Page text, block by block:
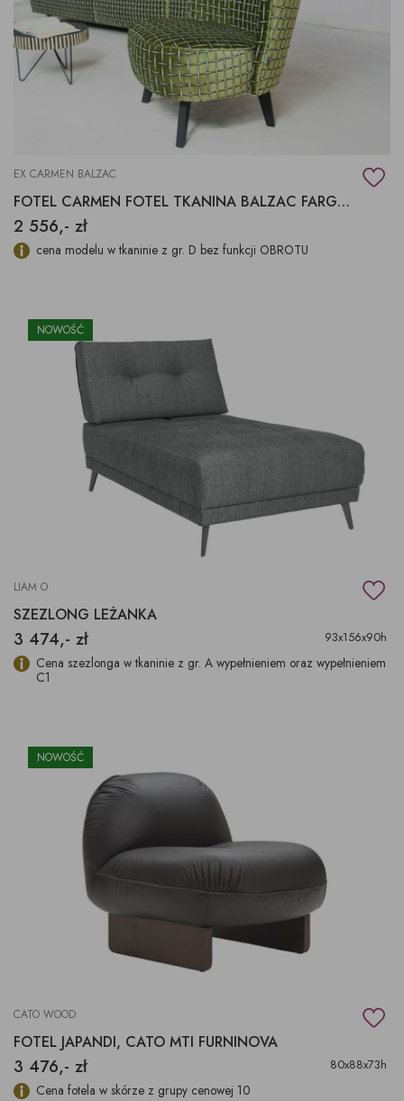
EX CARMEN BALZAC
FOTEL CARMEN FOTEL TKANINA BALZAC FARGOTEX
2 556,- zł
cena modelu w tkaninie z gr. D bez funkcji OBROTU
NOWOŚĆ
LIAM O
SZEZLONG LEŻANKA
3 474,- zł 93x156x90h
Cena szezlonga w tkaninie z gr. A wypełnieniem oraz wypełnieniem
C1
NOWOŚĆ
CATO WOOD
FOTEL JAPANDI, CATO MTI FURNINOVA
3 476,- zł 80x88x73h
Cena fotela w skórze z grupy cenowej 10